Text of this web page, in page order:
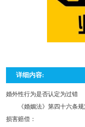
详细内容:
婚外性行为是否认定为过错
《婚姻法》第四十六条规
损害赔偿：